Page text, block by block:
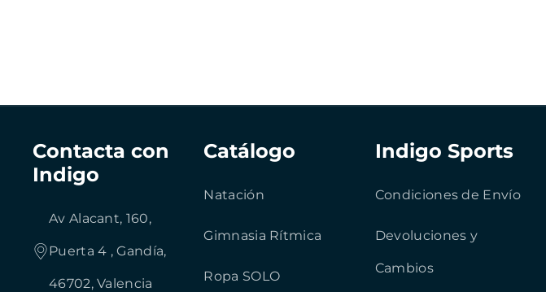
Contacta con
Indigo
Av Alacant, 160,
Puerta 4 , Gandía,
46702, Valencia
Catálogo
Natación
Gimnasia Rítmica
Ropa SOLO
Indigo Sports
Condiciones de Envío
Devoluciones y
Cambios